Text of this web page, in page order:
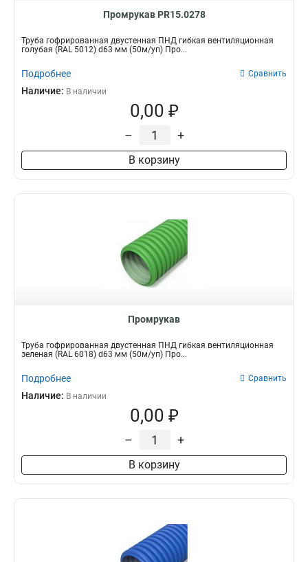
Промрукав PR15.0278
Труба гофрированная двустенная ПНД гибкая вентиляционная
голубая (RAL 5012) d63 мм (50м/уп) Про...
Подробнее Сравнить
Наличие: В наличии
0,00 ₽
– +
В корзину
Промрукав
Труба гофрированная двустенная ПНД гибкая вентиляционная
зеленая (RAL 6018) d63 мм (50м/уп) Про...
Подробнее Сравнить
Наличие: В наличии
0,00 ₽
– +
В корзину